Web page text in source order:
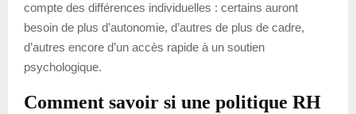
compte des différences individuelles : certains auront
besoin de plus d’autonomie, d’autres de plus de cadre,
d’autres encore d’un accès rapide à un soutien
psychologique.
Comment savoir si une politique RH